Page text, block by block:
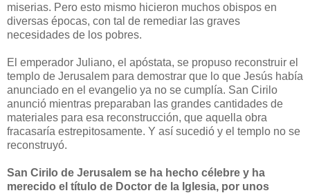
miserias. Pero esto mismo hicieron muchos obispos en
diversas épocas, con tal de remediar las graves
necesidades de los pobres.
El emperador Juliano, el apóstata, se propuso reconstruir el
templo de Jerusalem para demostrar que lo que Jesús había
anunciado en el evangelio ya no se cumplía. San Cirilo
anunció mientras preparaban las grandes cantidades de
materiales para esa reconstrucción, que aquella obra
fracasaría estrepitosamente. Y así sucedió y el templo no se
reconstruyó.
San Cirilo de Jerusalem se ha hecho célebre y ha
merecido el título de Doctor de la Iglesia, por unos